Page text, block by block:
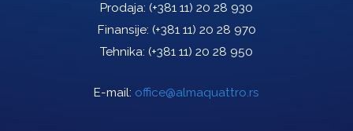
Prodaja: (+381 11) 20 28 930
Finansije: (+381 11) 20 28 970
Tehnika: (+381 11) 20 28 950
E-mail: office@almaquattro.rs